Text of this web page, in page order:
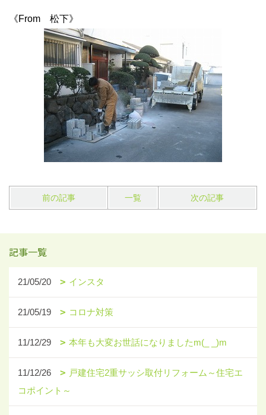
《From 松下》
前の記事 一覧 次の記事
記事一覧
21/05/20 インスタ
21/05/19 コロナ対策
11/12/29 本年も大変お世話になりましたm(_ _)m
11/12/26
戸建住宅2重サッシ取付リフォーム～住宅エ
コポイント～